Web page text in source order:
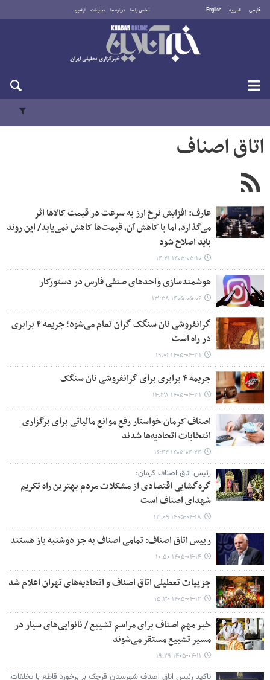
فارسی العربية English تماس با ما درباره ما تبلیغات آرشیو
یکشنبه ۱۸ مرداد ۱۴۰۵
اتاق اصناف
عارف: افزایش نرخ ارز به سرعت در قیمت کالاها اثر
می‌گذارد، اما با کاهش آن، قیمت‌ها کاهش نمی‌یابد/ این روند
باید اصلاح شود
۱۴۰۵-۰۵-۱۰ ۱۴:۲۱
هوشمندسازی واحدهای صنفی فارس در دستورکار
۱۴۰۵-۰۵-۰۶ ۱۳:۳۸
گرانفروشی نان سنگک گران تمام می‌شود؛ جریمه ۴ برابری
در راه است
۱۴۰۵-۰۴-۳۱ ۱۹:۰۱
جریمه ۴ برابری برای گرانفروشی نان سنگک
۱۴۰۵-۰۴-۳۱ ۱۴:۳۸
اصناف کرمان خواستار رفع موانع مالیاتی برای برگزاری
انتخابات اتحادیه‌ها شدند
۱۴۰۵-۰۴-۲۴ ۱۶:۴۴
رئیس اتاق اصناف کرمان:
گره‌گشایی اقتصادی از مشکلات مردم بهترین راه تکریم
شهدای اصناف است
۱۴۰۵-۰۴-۱۸ ۱۳:۰۹
رییس اتاق اصناف: تمامی اصناف به جز دوشنبه باز هستند
۱۴۰۵-۰۴-۱۴ ۱۰:۵۰
جزییات تعطیلی اتاق اصناف و اتحادیه‌های تهران اعلام شد
۱۴۰۵-۰۴-۱۲ ۱۵:۳۰
خبر مهم اصناف برای مراسم تشییع / نانوایی‌های سیار در
مسیر تشییع مستقر می‌شوند
۱۴۰۵-۰۴-۱۱ ۱۹:۲۹
تاکید رئیس اتاق اصناف شهرستان قرچک بر برخورد قاطع با تخلفات